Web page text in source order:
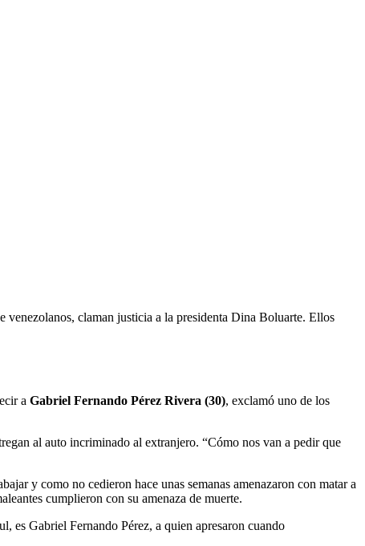
venezolanos, claman justicia a la presidenta Dina Boluarte. Ellos
a Gabriel Fernando Pérez Rivera (30), exclamó uno de los
al auto incriminado al extranjero. “Cómo nos van a pedir que
y como no cedieron hace unas semanas amenazaron con matar a
cumplieron con su amenaza de muerte.